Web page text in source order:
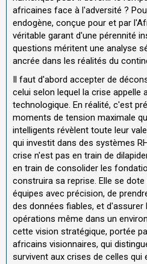
africaines face à l'adversité ?
endogène, conçue pour et par
véritable garant d'une pérennité
questions méritent une analyse
ancrée dans les réalités du
Il faut d'abord accepter de
celui selon lequel la crise appelle
technologique. En réalité, c'est
moments de tension maximale
intelligents révèlent toute leur
qui investit dans des systèmes
crise n'est pas en train de
en train de consolider les
construira sa reprise. Elle se
équipes avec précision, de
des données fiables, et d'assurer
opérations même dans un
cette vision stratégique, portée
africains visionnaires, qui
survivent aux crises de celles qui